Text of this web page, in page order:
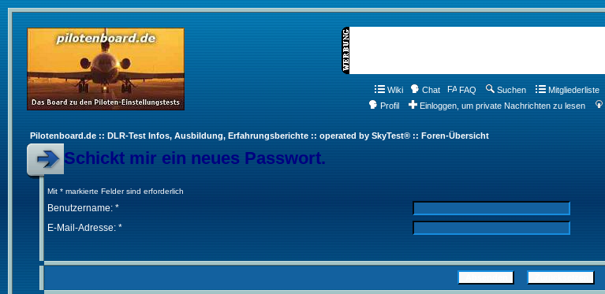
Wiki Chat FAQ Suchen Mitgliederliste
Profil
Einloggen, um private Nachrichten zu lesen
Pilotenboard.de :: DLR-Test Infos, Ausbildung, Erfahrungsberichte :: operated by SkyTest® :: Foren-Übersicht
Schickt mir ein neues Passwort.
Mit * markierte Felder sind erforderlich
Benutzername: *
E-Mail-Adresse: *